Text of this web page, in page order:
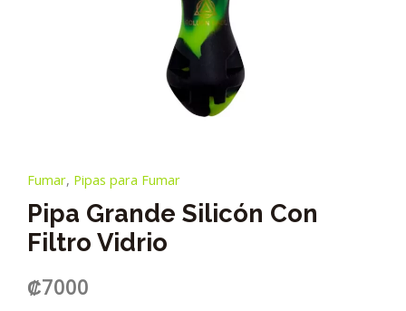
Fumar, Pipas para Fumar
Pipa Grande Silicón Con
Filtro Vidrio
₡7000